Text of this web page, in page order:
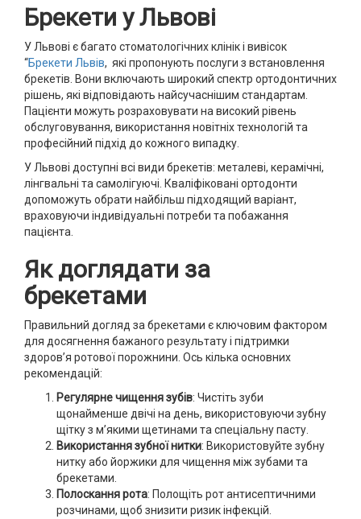
Брекети у Львові
У Львові є багато стоматологічних клінік і вивісок
“Брекети Львів, які пропонують послуги з встановлення
брекетів. Вони включають широкий спектр ортодонтичних
рішень, які відповідають найсучаснішим стандартам.
Пацієнти можуть розраховувати на високий рівень
обслуговування, використання новітніх технологій та
професійний підхід до кожного випадку.
У Львові доступні всі види брекетів: металеві, керамічні,
лінгвальні та самолігуючі. Кваліфіковані ортодонти
допоможуть обрати найбільш підходящий варіант,
враховуючи індивідуальні потреби та побажання
пацієнта.
Як доглядати за
брекетами
Правильний догляд за брекетами є ключовим фактором
для досягнення бажаного результату і підтримки
здоров’я ротової порожнини. Ось кілька основних
рекомендацій:
Регулярне чищення зубів: Чистіть зуби
щонайменше двічі на день, використовуючи зубну
щітку з м’якими щетинами та спеціальну пасту.
Використання зубної нитки: Використовуйте зубну
нитку або йоржики для чищення між зубами та
брекетами.
Полоскання рота: Полощіть рот антисептичними
розчинами, щоб знизити ризик інфекцій.